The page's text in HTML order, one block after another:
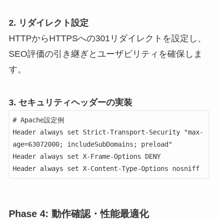
2. リダイレクト設定
HTTPからHTTPSへの301リダイレクトを設定し、
SEO評価の引き継ぎとユーザビリティを確保しま
す。
3. セキュリティヘッダーの実装
# Apache設定例
Header always set Strict-Transport-Security "max-
age=63072000; includeSubDomains; preload"
Header always set X-Frame-Options DENY
Header always set X-Content-Type-Options nosniff
Phase 4: 動作確認・性能最適化